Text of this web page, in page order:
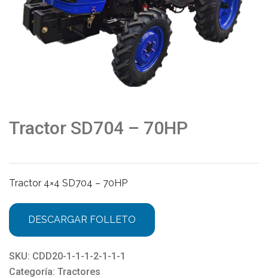
Tractor SD704 – 70HP
Tractor 4×4 SD704 – 70HP
DESCARGAR FOLLETO
SKU: CDD20-1-1-1-2-1-1-1
Categoría: Tractores